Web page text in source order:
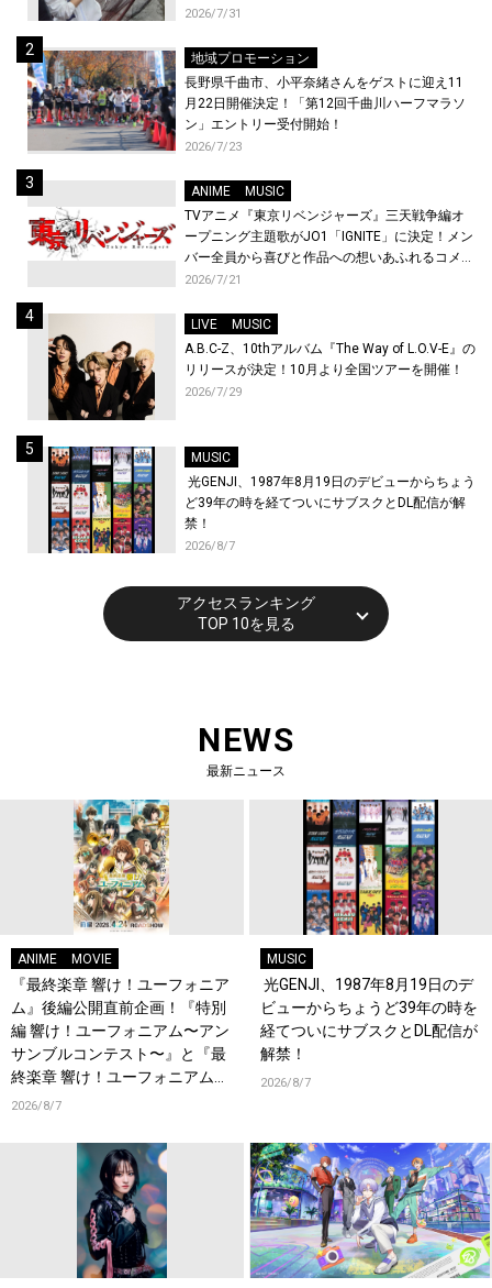
2026/7/31
地域プロモーション
長野県千曲市、小平奈緒さんをゲストに迎え11
月22日開催決定！「第12回千曲川ハーフマラソ
ン」エントリー受付開始！
2026/7/23
ANIME
MUSIC
TVアニメ『東京リベンジャーズ』三天戦争編オ
ープニング主題歌がJO1「IGNITE」に決定！メン
バー全員から喜びと作品への想いあふれるコメン
トが到着！9月に東京・大阪で先行上映会を開
2026/7/21
LIVE
MUSIC
A.B.C-Z、10thアルバム『The Way of L.O.V-E』の
リリースが決定！10月より全国ツアーを開催！
2026/7/29
MUSIC
光GENJI、1987年8月19日のデビューからちょう
ど39年の時を経てついにサブスクとDL配信が解
禁！
2026/8/7
アクセスランキング
TOP 10を見る
NEWS
最新ニュース
ANIME MOVIE
『最終楽章 響け！ユーフォニア
ム』後編公開直前企画！『特別
編 響け！ユーフォニアム〜アン
サンブルコンテスト〜』と『最
終楽章 響け！ユーフォニアム』
前編の一挙上映が決定！
2026/8/7
MUSIC
光GENJI、1987年8月19日のデ
ビューからちょうど39年の時を
経てついにサブスクとDL配信が
解禁！
2026/8/7